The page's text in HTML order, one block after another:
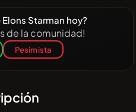
Starman hoy?
de la comunidad!
Pesimista